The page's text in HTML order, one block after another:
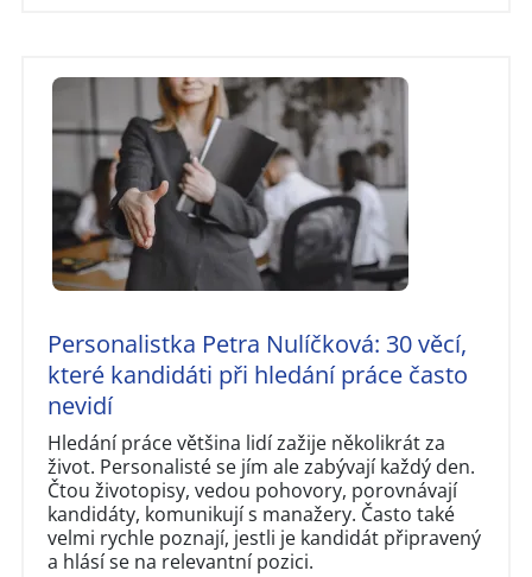
Personalistka Petra Nulíčková: 30 věcí,
které kandidáti při hledání práce často
nevidí
Hledání práce většina lidí zažije několikrát za
život. Personalisté se jím ale zabývají každý den.
Čtou životopisy, vedou pohovory, porovnávají
kandidáty, komunikují s manažery. Často také
velmi rychle poznají, jestli je kandidát připravený
a hlásí se na relevantní pozici.